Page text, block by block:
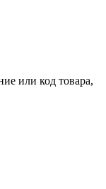
или код товара,